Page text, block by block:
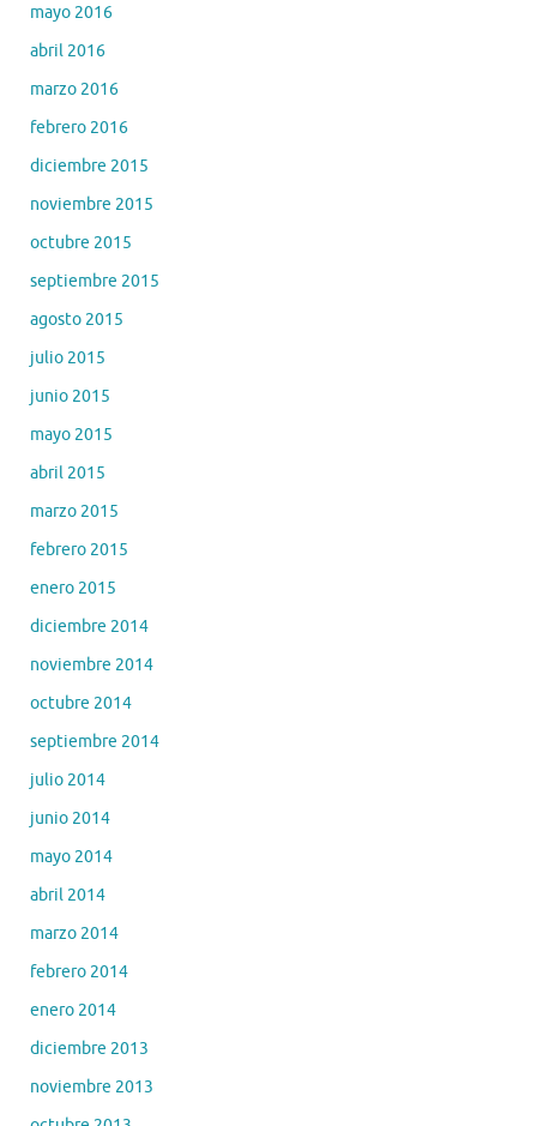
mayo 2016
abril 2016
marzo 2016
febrero 2016
diciembre 2015
noviembre 2015
octubre 2015
septiembre 2015
agosto 2015
julio 2015
junio 2015
mayo 2015
abril 2015
marzo 2015
febrero 2015
enero 2015
diciembre 2014
noviembre 2014
octubre 2014
septiembre 2014
julio 2014
junio 2014
mayo 2014
abril 2014
marzo 2014
febrero 2014
enero 2014
diciembre 2013
noviembre 2013